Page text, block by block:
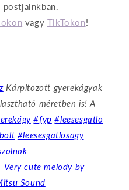
vagy TikTokon!
Kárpitozott gyerekágyak
méretben is! A
#fyp #leesesgatlo
#leesesgatlosagy
Very cute melody by
Sound